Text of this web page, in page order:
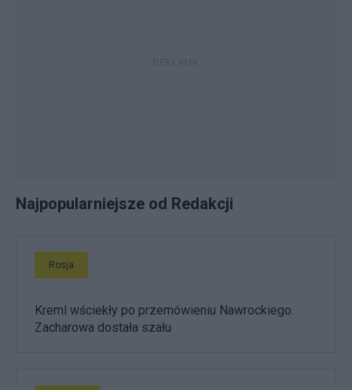
Najpopularniejsze od Redakcji
Rosja
Kreml wściekły po przemówieniu Nawrockiego.
Zacharowa dostała szału